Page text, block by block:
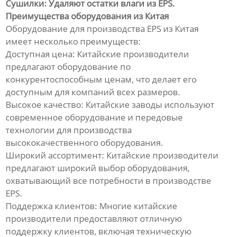
Оборудование для
непрерывной намотки труб с
ребрами
Линия для однослойных
гофрированных труб
Линия по производству труб
из ПВХ
Линия по производству
профилей из ПВХ
Экструзионная линия по
производству био-
наполнителей из
полиэтилена
Линия по производству
Сушилки: Удаляют остатки влаги из EPS.
Преимущества оборудования из Китая
Оборудование для производства EPS из Китая
имеет несколько преимуществ:
Доступная цена: Китайские производители
предлагают оборудование по
конкурентоспособным ценам, что делает его
доступным для компаний всех размеров.
Высокое качество: Китайские заводы используют
современное оборудование и передовые
технологии для производства
высококачественного оборудования.
Широкий ассортимент: Китайские производители
предлагают широкий выбор оборудования,
охватывающий все потребности в производстве
EPS.
Поддержка клиентов: Многие китайские
производители предоставляют отличную
поддержку клиентов, включая техническую